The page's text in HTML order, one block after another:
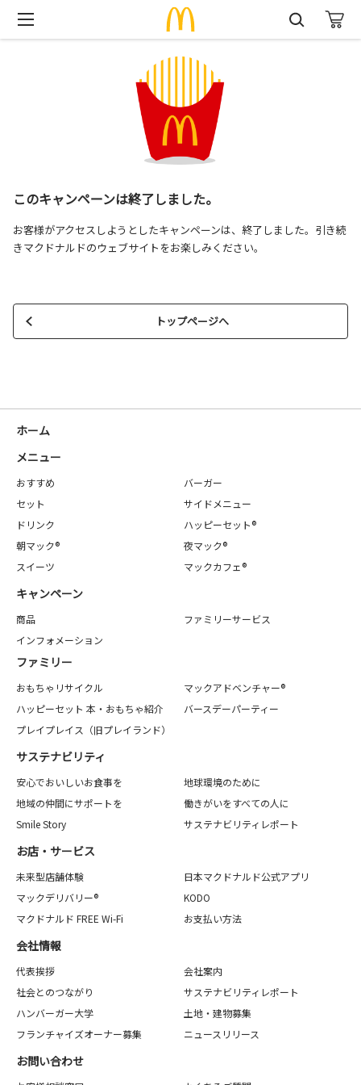
このキャンペーンは終了しました。
お客様がアクセスしようとしたキャンペーンは、終了しました。引き続
きマクドナルドのウェブサイトをお楽しみください。
トップページへ
ホーム
メニュー
おすすめ
バーガー
セット
サイドメニュー
ドリンク
ハッピーセット®
朝マック®
夜マック®
スイーツ
マックカフェ®
キャンペーン
商品
ファミリーサービス
インフォメーション
ファミリー
おもちゃリサイクル
マックアドベンチャー®
ハッピーセット 本・おもちゃ紹介
バースデーパーティー
プレイプレイス（旧プレイランド）
サステナビリティ
安心でおいしいお食事を
地球環境のために
地域の仲間にサポートを
働きがいをすべての人に
Smile Story
サステナビリティレポート
お店・サービス
未来型店舗体験
日本マクドナルド公式アプリ
マックデリバリー®
KODO
マクドナルド FREE Wi-Fi
お支払い方法
会社情報
代表挨拶
会社案内
社会とのつながり
サステナビリティレポート
ハンバーガー大学
土地・建物募集
フランチャイズオーナー募集
ニュースリリース
お問い合わせ